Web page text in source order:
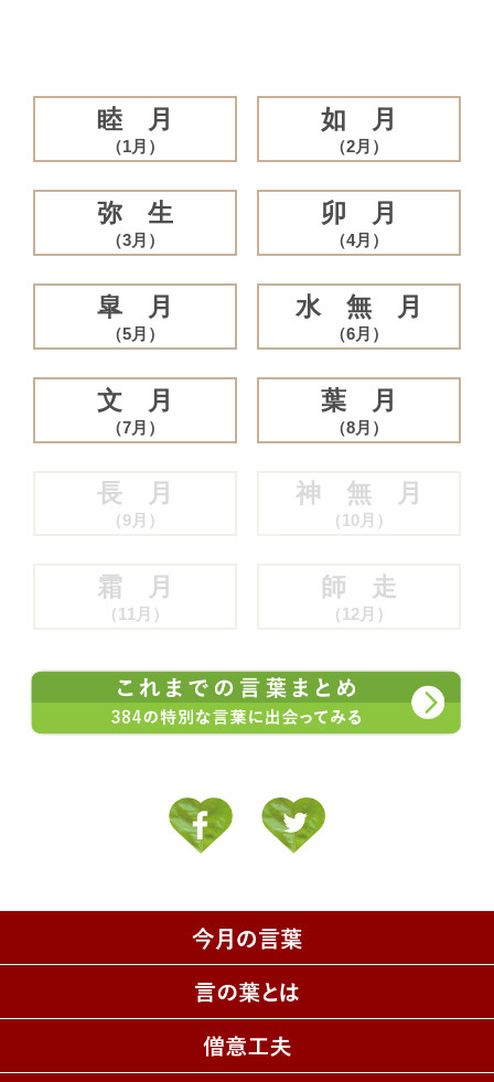
睦 月
（1月）
如 月
（2月）
弥 生
（3月）
卯 月
（4月）
皐 月
（5月）
水 無 月
（6月）
文 月
（7月）
葉 月
（8月）
長 月
（9月）
神 無 月
（10月）
霜 月
（11月）
師 走
（12月）